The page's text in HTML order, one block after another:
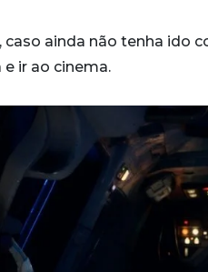
caso ainda não tenha ido
e ir ao cinema.